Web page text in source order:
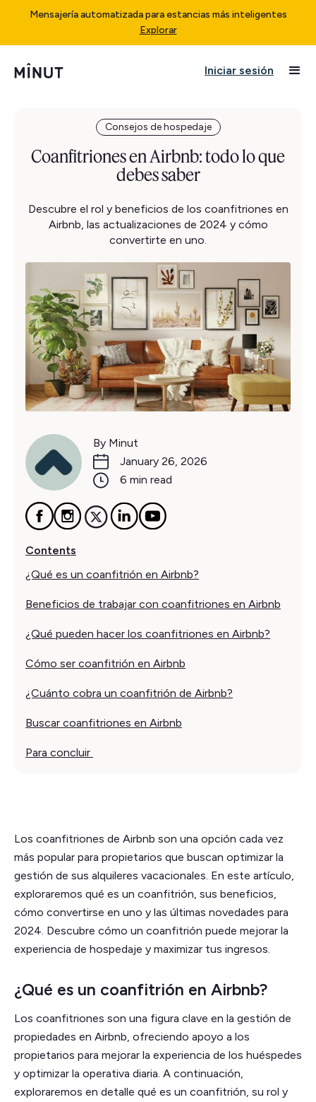
Mensajería automatizada para estancias más inteligentes
Explorar
Iniciar sesión
Consejos de hospedaje
Coanfitriones en Airbnb: todo lo que
debes saber
Descubre el rol y beneficios de los coanfitriones en
Airbnb, las actualizaciones de 2024 y cómo
convertirte en uno.
By Minut
January 26, 2026
6 min read
Contents
¿Qué es un coanfitrión en Airbnb?
Beneficios de trabajar con coanfitriones en Airbnb
¿Qué pueden hacer los coanfitriones en Airbnb?
Cómo ser coanfitrión en Airbnb
¿Cuánto cobra un coanfitrión de Airbnb?
Buscar coanfitriones en Airbnb
Para concluir
Los coanfitriones de Airbnb son una opción cada vez
más popular para propietarios que buscan optimizar la
gestión de sus alquileres vacacionales. En este artículo,
exploraremos qué es un coanfitrión, sus beneficios,
cómo convertirse en uno y las últimas novedades para
2024. Descubre cómo un coanfitrión puede mejorar la
experiencia de hospedaje y maximizar tus ingresos.
¿Qué es un coanfitrión en Airbnb?
Los coanfitriones son una figura clave en la gestión de
propiedades en Airbnb, ofreciendo apoyo a los
propietarios para mejorar la experiencia de los huéspedes
y optimizar la operativa diaria. A continuación,
exploraremos en detalle qué es un coanfitrión, su rol y